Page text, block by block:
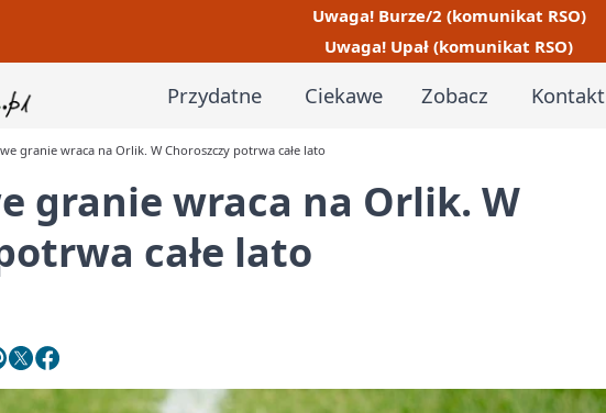
Uwaga! Burze/2 (komunikat RSO)
Uwaga! Upał (komunikat RSO)
Przydatne Ciekawe Zobacz Kontakt
granie wraca na Orlik. W Choroszczy potrwa całe lato
granie wraca na Orlik. W
całe lato